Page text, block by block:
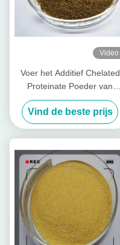
Video
Voer het Additief Chelated
Proteinate Poeder van
Zinkzn met Ruwe Proteïne
voor Voermolen
Vind de beste prijs